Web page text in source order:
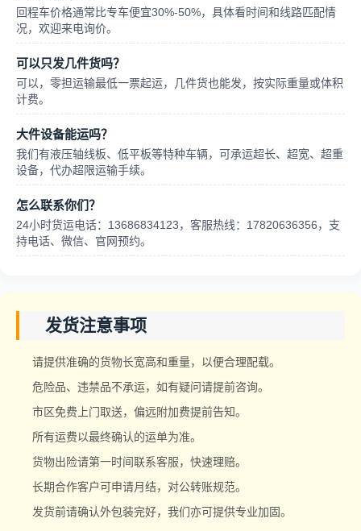
回程车价格通常比专车便宜30%-50%，具体看时间和线路匹配情
况，欢迎来电询价。
可以只发几件货吗？
可以，零担运输最低一票起运，几件货也能发，按实际重量或体积
计费。
大件设备能运吗？
我们有液压轴线板、低平板等特种车辆，可承运超长、超宽、超重
设备，代办超限运输手续。
怎么联系你们？
24小时货运电话：13686834123，客服热线：17820636356，支
持电话、微信、官网预约。
发货注意事项
请提供准确的货物长宽高和重量，以便合理配载。
危险品、违禁品不承运，如有疑问请提前咨询。
市区免费上门取送，偏远附加费提前告知。
所有运费以最终确认的运单为准。
货物出险请第一时间联系客服，快速理赔。
长期合作客户可申请月结，对公转账规范。
发货前请确认外包装完好，我们亦可提供专业加固。